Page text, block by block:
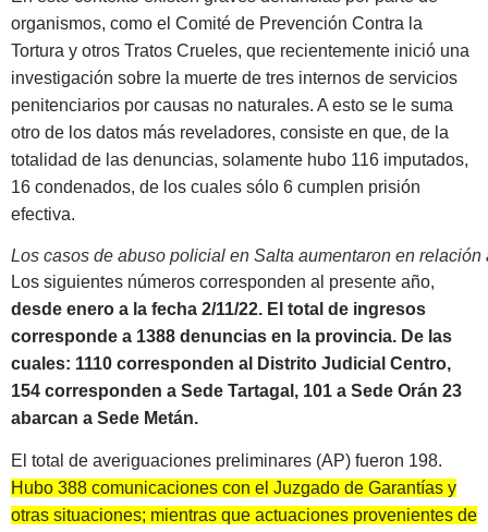
organismos, como el Comité de Prevención Contra la
Tortura y otros Tratos Crueles, que recientemente inició una
investigación sobre la muerte de tres internos de servicios
penitenciarios por causas no naturales. A esto se le suma
otro de los datos más reveladores, consiste en que, de la
totalidad de las denuncias, solamente hubo 116 imputados,
16 condenados, de los cuales sólo 6 cumplen prisión
efectiva.
Los casos de abuso policial en Salta aumentaron en relación
Los siguientes números corresponden al presente año,
desde enero a la fecha 2/11/22. El total de ingresos
corresponde a 1388 denuncias en la provincia. De las
cuales: 1110 corresponden al Distrito Judicial Centro,
154 corresponden a Sede Tartagal, 101 a Sede Orán 23
abarcan a Sede Metán.
El total de averiguaciones preliminares (AP) fueron 198.
Hubo 388 comunicaciones con el Juzgado de Garantías y
otras situaciones; mientras que actuaciones provenientes de